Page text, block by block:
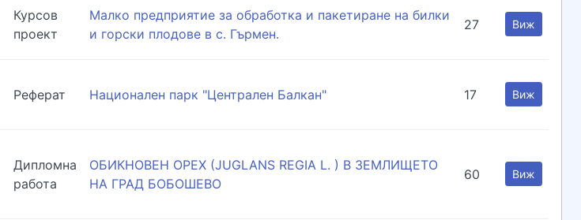
Курсов
проект
Малко предприятие за обработка и пакетиране на билки
и горски плодове в с. Гърмен.
27 Виж
Реферат Национален парк "Централен Балкан" 17 Виж
Дипломна
работа
ОБИКНОВЕН ОРЕХ (JUGLANS REGIA L. ) В ЗЕМЛИЩЕТО
НА ГРАД БОБОШЕВО
60 Виж